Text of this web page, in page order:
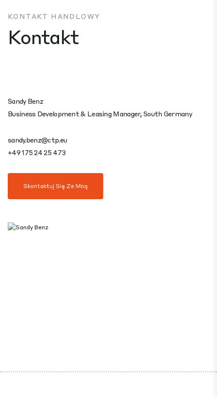
KONTAKT HANDLOWY
Kontakt
Sandy Benz
Business Development & Leasing Manager, South Germany
sandy.benz@ctp.eu
+49 175 24 25 473
Skontaktuj Się Ze Mną